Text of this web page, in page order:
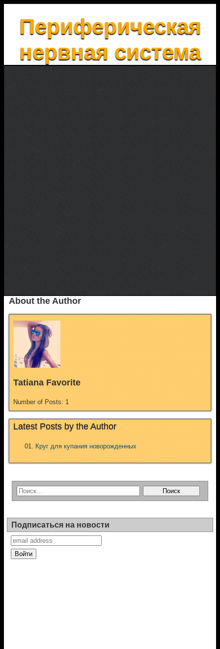
Периферическая
нервная система
About the Author
Tatiana Favorite
Number of Posts: 1
Latest Posts by the Author
Круг для купания новорожденных
Подписаться на новости